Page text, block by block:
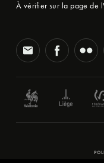
À vérifier sur la page de